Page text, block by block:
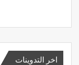
اخر التدوينات